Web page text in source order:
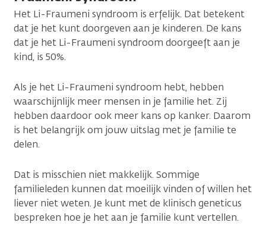
Het Li-Fraumeni syndroom is erfelijk. Dat betekent
dat je het kunt doorgeven aan je kinderen. De kans
dat je het Li-Fraumeni syndroom doorgeeft aan je
kind, is 50%.
Als je het Li-Fraumeni syndroom hebt, hebben
waarschijnlijk meer mensen in je familie het. Zij
hebben daardoor ook meer kans op kanker. Daarom
is het belangrijk om jouw uitslag met je familie te
delen.
Dat is misschien niet makkelijk. Sommige
familieleden kunnen dat moeilijk vinden of willen het
liever niet weten. Je kunt met de klinisch geneticus
bespreken hoe je het aan je familie kunt vertellen.